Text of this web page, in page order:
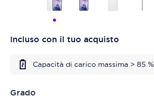
Incluso con il tuo acquisto
Capacità di carico massima > 85 %
Grado